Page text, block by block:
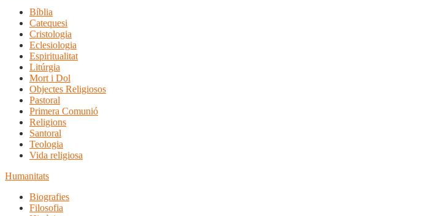
Bíblia
Catequesi
Cristologia
Eclesiologia
Espiritualitat
Litúrgia
Mort i Dol
Objectes Religiosos
Pastoral
Primera Comunió
Religions
Santoral
Teologia
Vida religiosa
Humanitats
Biografies
Filosofia